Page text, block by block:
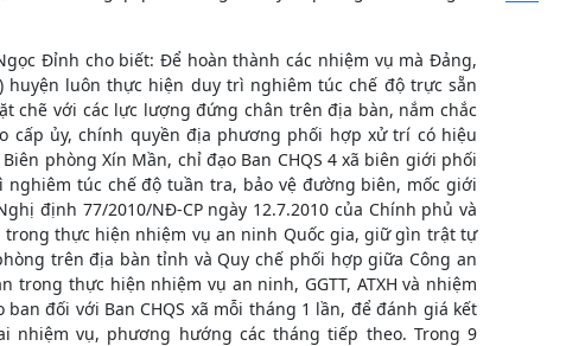
Đỉnh cho biết: Để hoàn thành các nhiệm vụ mà Đảng,
huyện luôn thực hiện duy trì nghiêm túc chế độ trực sẵn
chẽ với các lực lượng đứng chân trên địa bàn, nắm chắc
cấp ủy, chính quyền địa phương phối hợp xử trí có hiệu
phòng Xín Mần, chỉ đạo Ban CHQS 4 xã biên giới phối
nghiêm túc chế độ tuần tra, bảo vệ đường biên, mốc giới
định 77/2010/NĐ-CP ngày 12.7.2010 của Chính phủ và
trong thực hiện nhiệm vụ an ninh Quốc gia, giữ gìn trật tự
trên địa bàn tỉnh và Quy chế phối hợp giữa Công an
trong thực hiện nhiệm vụ an ninh, GGTT, ATXH và nhiệm
đối với Ban CHQS xã mỗi tháng 1 lần, để đánh giá kết
vụ, phương hướng các tháng tiếp theo. Trong 9